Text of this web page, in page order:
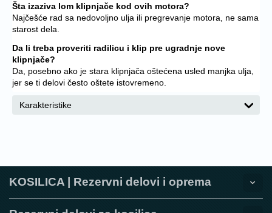
Šta izaziva lom klipnjače kod ovih motora?
Najčešće rad sa nedovoljno ulja ili pregrevanje motora, ne sama
starost dela.
Da li treba proveriti radilicu i klip pre ugradnje nove
klipnjače?
Da, posebno ako je stara klipnjača oštećena usled manjka ulja,
jer se ti delovi često oštete istovremeno.
Karakteristike
KOSILICA | Rezervni delovi i oprema